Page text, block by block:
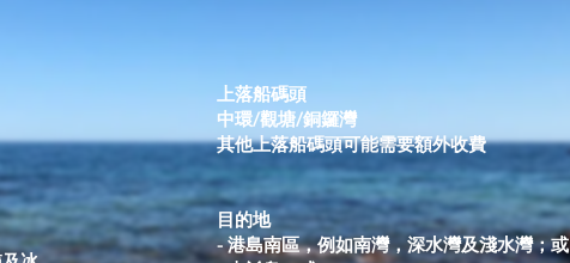
上落船碼頭
中環/觀塘/銅鑼灣
其他上落船碼頭可能需要額外收費
目的地
- 港島南區，例如南灣，深水灣及淺水灣；或